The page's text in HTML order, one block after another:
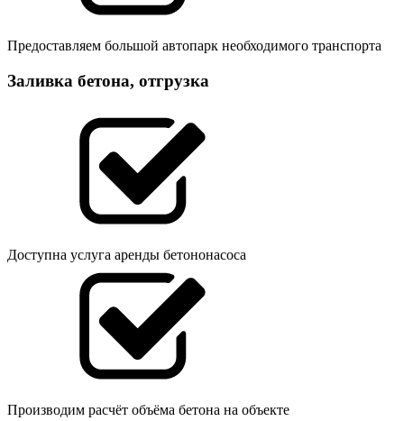
Предоставляем большой автопарк необходимого транспорта
Заливка бетона, отгрузка
Доступна услуга аренды бетононасоса
Производим расчёт объёма бетона на объекте